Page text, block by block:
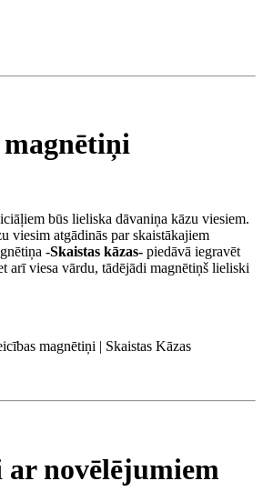
būs lieliska dāvaniņa kāzu viesiem.
viesim atgādinās par skaistākajiem
-Skaistas kāzas- piedāvā iegravēt
arī viesa vārdu, tādējādi magnētiņš lieliski
magnētiņi | Skaistas Kāzas
novēlējumiem